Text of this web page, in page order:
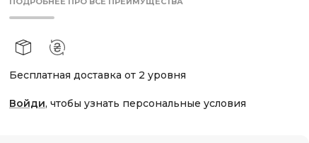
Бесплатная доставка от 2 уровня
Войди, чтобы узнать персональные условия